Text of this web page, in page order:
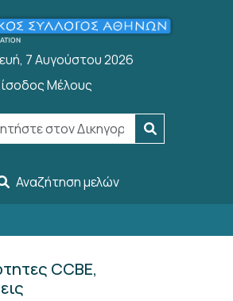
κυρίως περιεχόμενο
7 Αυγούστου 2026
User account menu
Μέλους
Αναζήτηση μελών
CCBE,